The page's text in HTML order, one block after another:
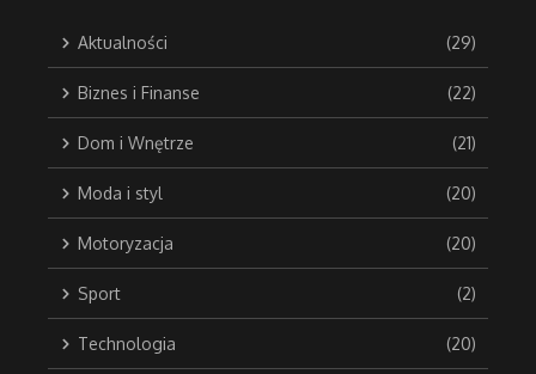
Aktualności (29)
Biznes i Finanse (22)
Dom i Wnętrze (21)
Moda i styl (20)
Motoryzacja (20)
Sport (2)
Technologia (20)